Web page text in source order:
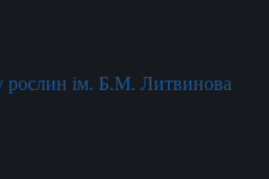
рослин ім. Б.М. Литвинова